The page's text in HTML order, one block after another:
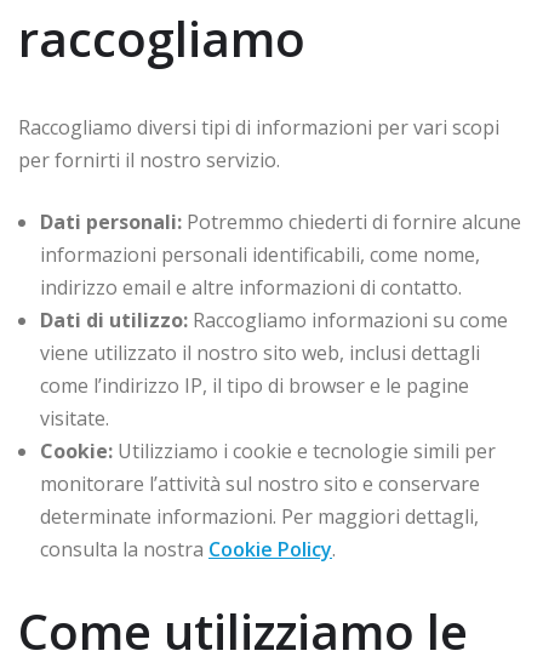
raccogliamo
Raccogliamo diversi tipi di informazioni per vari scopi
per fornirti il nostro servizio.
Dati personali: Potremmo chiederti di fornire alcune
informazioni personali identificabili, come nome,
indirizzo email e altre informazioni di contatto.
Dati di utilizzo: Raccogliamo informazioni su come
viene utilizzato il nostro sito web, inclusi dettagli
come l’indirizzo IP, il tipo di browser e le pagine
visitate.
Cookie: Utilizziamo i cookie e tecnologie simili per
monitorare l’attività sul nostro sito e conservare
determinate informazioni. Per maggiori dettagli,
consulta la nostra Cookie Policy.
Come utilizziamo le